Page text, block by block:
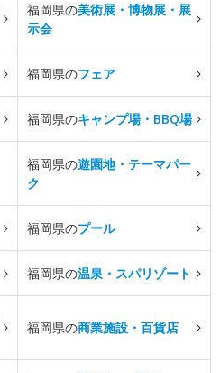
福岡県の美術展・博物展・展
示会
福岡県のフェア
福岡県のキャンプ場・BBQ場
福岡県の遊園地・テーマパー
ク
福岡県のプール
福岡県の温泉・スパリゾート
福岡県の商業施設・百貨店